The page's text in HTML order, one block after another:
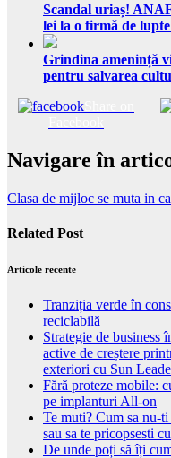
Scandal uriaș!
lei la o firmă de
Grindina amenință
pentru salvarea
Navigare în
Clasa de mijloc se muta in
Related Post
Articole recente
Tranziția verde în
reciclabilă
Strategie de business
active de creștere
exteriori cu Sun
Fără proteze mobile:
pe implanturi All-on
Te muti? Cum sa nu-
sau sa te pricopsesti
De unde poți să îți